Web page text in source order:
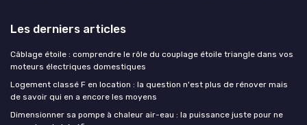
Les derniers articles
Câblage étoile : comprendre le rôle du couplage étoile triangle dans vos
moteurs électriques domestiques
Logement classé F en location : la question n'est plus de rénover mais
de savoir qui en a encore les moyens
Dimensionner sa pompe à chaleur air-eau : la puissance juste pour ne